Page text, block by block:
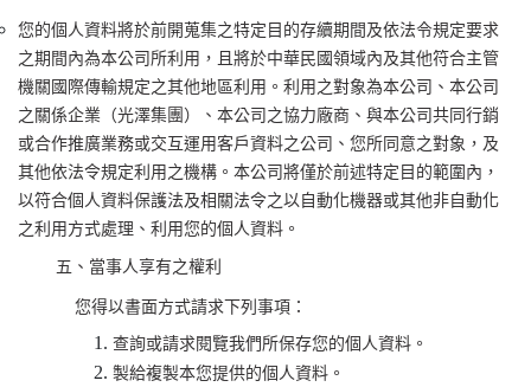
您的個人資料將於前開蒐集之特定目的存續期間及依法令規定要求
之期間內為本公司所利用，且將於中華民國領域內及其他符合主管
機關國際傳輸規定之其他地區利用。利用之對象為本公司、本公司
之關係企業（光澤集團）、本公司之協力廠商、與本公司共同行銷
或合作推廣業務或交互運用客戶資料之公司、您所同意之對象，及
其他依法令規定利用之機構。本公司將僅於前述特定目的範圍內，
以符合個人資料保護法及相關法令之以自動化機器或其他非自動化
之利用方式處理、利用您的個人資料。
五、當事人享有之權利
您得以書面方式請求下列事項：
查詢或請求閱覽我們所保存您的個人資料。
製給複製本您提供的個人資料。